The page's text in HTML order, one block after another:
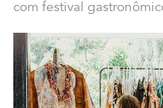
com festival